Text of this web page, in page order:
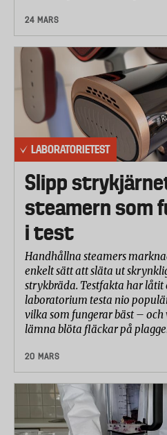
24 MARS
LABORATORIETEST
Slipp
steamern som
i test
Handhållna steamers
enkelt sätt att släta ut
strykbräda. Testfakta har låtit
laboratorium testa nio
vilka som fungerar bäst –
lämna blöta fläckar på
20 MARS